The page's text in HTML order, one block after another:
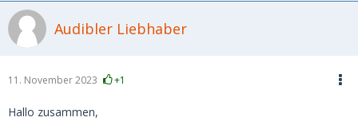
Audibler Liebhaber
11. November 2023 +1
Hallo zusammen,